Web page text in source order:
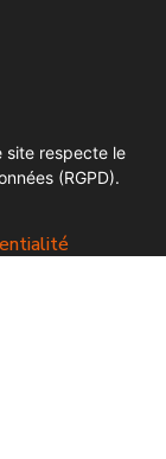
site respecte le
(RGPD).